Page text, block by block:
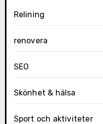
Relining
renovera
SEO
Skönhet & hälsa
Sport och aktiviteter